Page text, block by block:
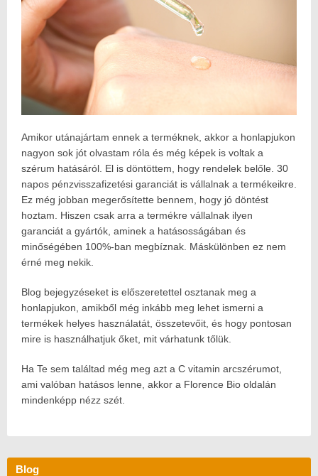
Amikor utánajártam ennek a terméknek, akkor a honlapjukon
nagyon sok jót olvastam róla és még képek is voltak a
szérum hatásáról. El is döntöttem, hogy rendelek belőle. 30
napos pénzvisszafizetési garanciát is vállalnak a termékeikre.
Ez még jobban megerősítette bennem, hogy jó döntést
hoztam. Hiszen csak arra a termékre vállalnak ilyen
garanciát a gyártók, aminek a hatásosságában és
minőségében 100%-ban megbíznak. Máskülönben ez nem
érné meg nekik.
Blog bejegyzéseket is előszeretettel osztanak meg a
honlapjukon, amikből még inkább meg lehet ismerni a
termékek helyes használatát, összetevőit, és hogy pontosan
mire is használhatjuk őket, mit várhatunk tőlük.
Ha Te sem találtad még meg azt a C vitamin arcszérumot,
ami valóban hatásos lenne, akkor a Florence Bio oldalán
mindenképp nézz szét.
Blog